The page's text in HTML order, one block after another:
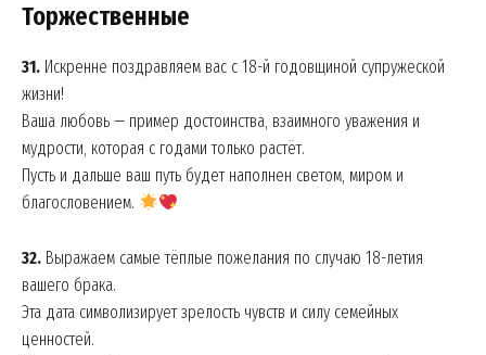
SUBSCRIBE NOW
Company
About
Contact us
Торжественные
31. Искренне поздравляем вас с 18-й годовщиной супружеской
жизни!
Ваша любовь — пример достоинства, взаимного уважения и
мудрости, которая с годами только растёт.
Пусть и дальше ваш путь будет наполнен светом, миром и
благословением.
32. Выражаем самые тёплые пожелания по случаю 18-летия
вашего брака.
Эта дата символизирует зрелость чувств и силу семейных
ценностей.